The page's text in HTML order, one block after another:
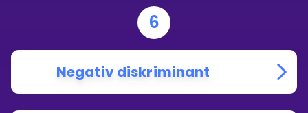
6
Negativ diskriminant